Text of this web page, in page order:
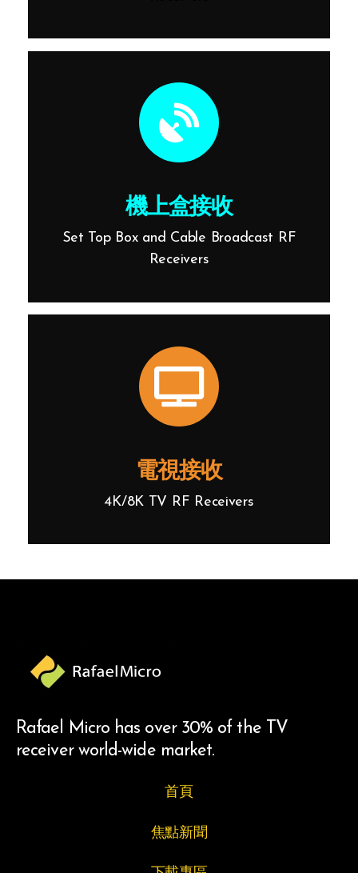
機上盒接收
Set Top Box and Cable Broadcast RF
Receivers
電視接收
4K/8K TV RF Receivers
Rafael Micro has over 30% of the TV
receiver world-wide market.
首頁
焦點新聞